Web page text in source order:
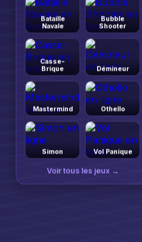
Bataille
Navale
Bubble
Shooter
Casse-
Brique
Démineur
Mastermind Othello
Simon Vol Panique
Voir tous les jeux →